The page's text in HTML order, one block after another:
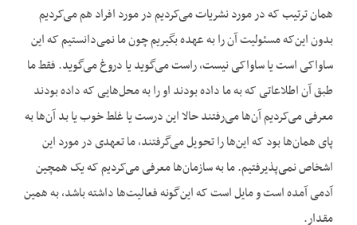
همان ترتیب که در مورد نشریات می‌کردیم در مورد افراد هم می‌کردیم
بدون این‌که مسئولیت آن را به عهده بگیریم چون ما نمی‌دانستیم که این
ساواکی است یا ساواکی نیست، راست می‌گوید یا دروغ می‌گوید. فقط ما
طبق آن اطلاعاتی که به ما داده بودند او را به محل‌هایی که داده بودند
معرفی می‌کردیم آن‌ها می‌رفتند حالا این درست یا غلط خوب یا بد آن‌ها به
پای همان‌ها بود که این‌ها را تحویل می‌گرفتند، ما تعهدی در مورد این
اشخاص نمی‌پذیرفتیم. ما به سازمان‌ها معرفی می‌کردیم که یک همچین
آدمی آمده است و مایل است که این‌گونه فعالیت‌ها داشته باشد، به همین
مقدار.